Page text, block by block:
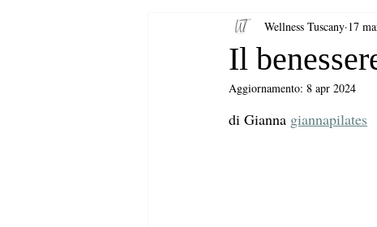
Il
Wellness Tuscany 17
Aggiornamento: 8 apr 2024
di Gianna giannapilates